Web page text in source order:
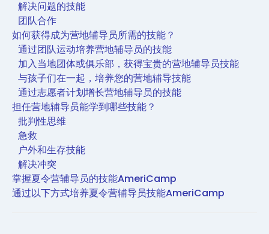
解决问题的技能
团队合作
如何获得成为营地辅导员所需的技能？
通过团队运动培养营地辅导员的技能
加入当地团体或俱乐部，获得宝贵的营地辅导员技能
与孩子们在一起，培养您的营地辅导技能
通过志愿者计划增长营地辅导员的技能
担任营地辅导员能学到哪些技能？
批判性思维
急救
户外和生存技能
解决冲突
掌握夏令营辅导员的技能AmeriCamp
通过以下方式培养夏令营辅导员技能AmeriCamp